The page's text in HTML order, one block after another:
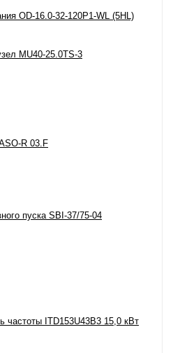
OD-16.0-32-120P1-WL (5HL)
MU40-25.0TS-3
R 03.F
пуска SBI-37/75-04
частоты ITD153U43B3 15,0 кВт